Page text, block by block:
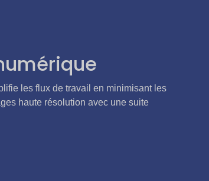
les flux de travail en minimisant les
haute résolution avec une suite